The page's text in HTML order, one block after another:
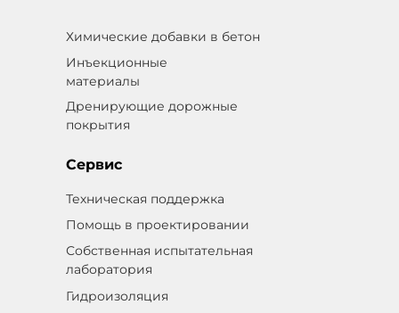
Сервис
Техническая поддержка
Помощь в проектировании
Собственная испытательная
лаборатория
Гидроизоляция
Химические добавки в бетон
Инъекционные
материалы
Дренирующие дорожные
покрытия